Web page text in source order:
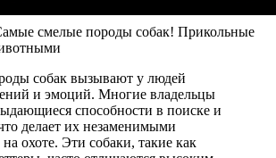
смелые породы собак! Прикольные
собак вызывают у людей
и эмоций. Многие владельцы
способности в поиске и
делает их незаменимыми
охоте. Эти собаки, такие как